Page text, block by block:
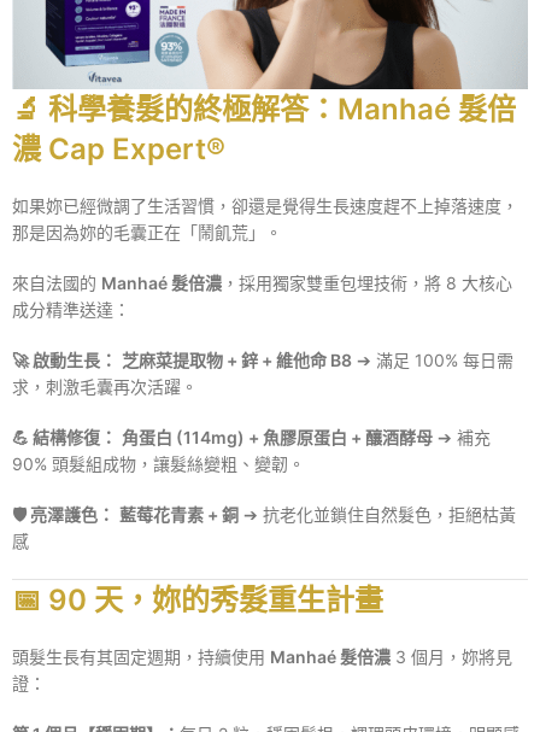
🔬 科學養髮的終極解答：Manhaé 髮倍
濃 Cap Expert®
如果妳已經微調了生活習慣，卻還是覺得生長速度趕不上掉落速度，
那是因為妳的毛囊正在「鬧飢荒」。
來自法國的 Manhaé 髮倍濃 ，採用獨家雙重包埋技術，將 8 大核心
成分精準送達：
🚀 啟動生長： 芝麻菜提取物 + 鋅 + 維他命 B8 ➔ 滿足 100% 每日需
求，刺激毛囊再次活躍。
💪 結構修復： 角蛋白 (114mg) + 魚膠原蛋白 + 釀酒酵母 ➔ 補充
90% 頭髮組成物，讓髮絲變粗、變韌。
🛡️ 亮澤護色： 藍莓花青素 + 銅 ➔ 抗老化並鎖住自然髮色，拒絕枯黃
感
📅 90 天，妳的秀髮重生計畫
頭髮生長有其固定週期，持續使用 Manhaé 髮倍濃 3 個月，妳將見
證：